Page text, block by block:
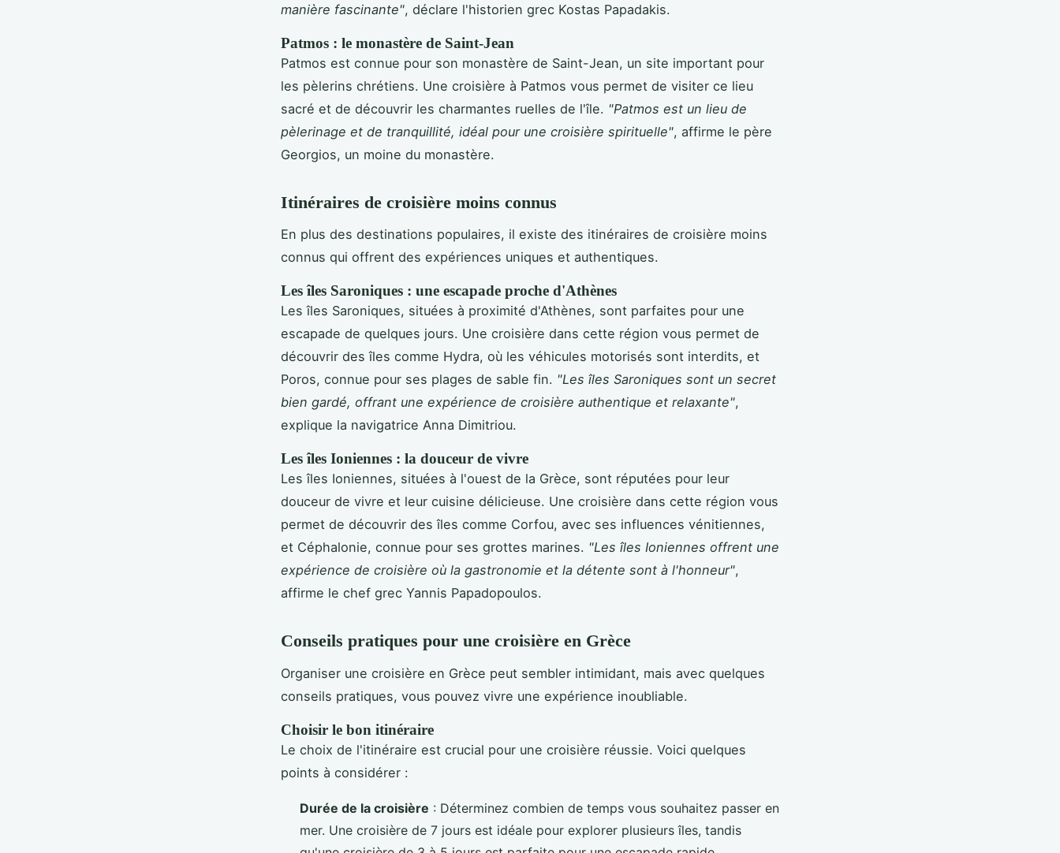
manière fascinante", déclare l'historien grec Kostas Papadakis.
Patmos : le monastère de Saint-Jean
Patmos est connue pour son monastère de Saint-Jean, un site important pour
les pèlerins chrétiens. Une croisière à Patmos vous permet de visiter ce lieu
sacré et de découvrir les charmantes ruelles de l'île. "Patmos est un lieu de
pèlerinage et de tranquillité, idéal pour une croisière spirituelle", affirme le père
Georgios, un moine du monastère.
Itinéraires de croisière moins connus
En plus des destinations populaires, il existe des itinéraires de croisière moins
connus qui offrent des expériences uniques et authentiques.
Les îles Saroniques : une escapade proche d'Athènes
Les îles Saroniques, situées à proximité d'Athènes, sont parfaites pour une
escapade de quelques jours. Une croisière dans cette région vous permet de
découvrir des îles comme Hydra, où les véhicules motorisés sont interdits, et
Poros, connue pour ses plages de sable fin. "Les îles Saroniques sont un secret
bien gardé, offrant une expérience de croisière authentique et relaxante",
explique la navigatrice Anna Dimitriou.
Les îles Ioniennes : la douceur de vivre
Les îles Ioniennes, situées à l'ouest de la Grèce, sont réputées pour leur
douceur de vivre et leur cuisine délicieuse. Une croisière dans cette région vous
permet de découvrir des îles comme Corfou, avec ses influences vénitiennes,
et Céphalonie, connue pour ses grottes marines. "Les îles Ioniennes offrent une
expérience de croisière où la gastronomie et la détente sont à l'honneur",
affirme le chef grec Yannis Papadopoulos.
Conseils pratiques pour une croisière en Grèce
Organiser une croisière en Grèce peut sembler intimidant, mais avec quelques
conseils pratiques, vous pouvez vivre une expérience inoubliable.
Choisir le bon itinéraire
Le choix de l'itinéraire est crucial pour une croisière réussie. Voici quelques
points à considérer :
Durée de la croisière : Déterminez combien de temps vous souhaitez passer en
mer. Une croisière de 7 jours est idéale pour explorer plusieurs îles, tandis